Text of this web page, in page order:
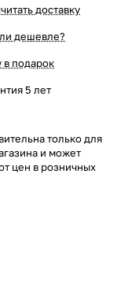
доставку
дешевле?
в подарок
5 лет
только для
и может
цен в розничных